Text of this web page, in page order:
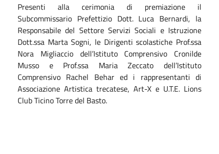
Presenti alla cerimonia di premiazione il
Subcommissario Prefettizio Dott. Luca Bernardi, la
Responsabile del Settore Servizi Sociali e Istruzione
Dott.ssa Marta Sogni, le Dirigenti scolastiche Prof.ssa
Nora Migliaccio dell’Istituto Comprensivo Cronilde
Musso e Prof.ssa Maria Zeccato dell’Istituto
Comprensivo Rachel Behar ed i rappresentanti di
Associazione Artistica trecatese, Art-X e U.T.E. Lions
Club Ticino Torre del Basto.